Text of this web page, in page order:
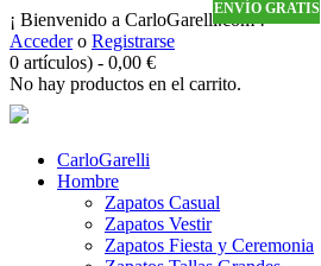
¡ Bienvenido a CarloGarelli.com !
Accedero Registrarse
0 artículos) - 0,00 €
No hay productos en el carrito.
CarloGarelli
Hombre
Zapatos Casual
Zapatos Vestir
Zapatos Fiesta y Ceremonia
ENVÍO GRATIS
ENVÍO GRATIS
ENVÍO GRATIS
ENVÍO GRATIS